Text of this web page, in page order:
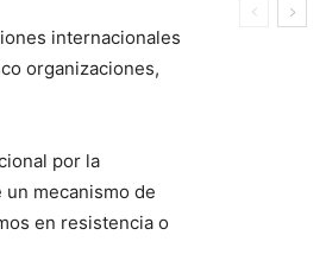
internacionales
organizaciones,
por la
mecanismo de
en resistencia o